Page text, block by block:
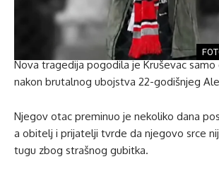
Nova tragedija pogodila je Kruševac
nakon brutalnog ubojstva 22-godišnjeg
Njegov otac preminuo je nekoliko dana
a obitelj i prijatelji tvrde da njegovo srce
tugu zbog strašnog gubitka.